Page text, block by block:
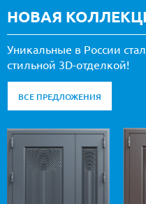
НОВАЯ
Уникальные в России
стильной 3D-отделкой!
ВСЕ ПРЕДЛОЖЕНИЯ